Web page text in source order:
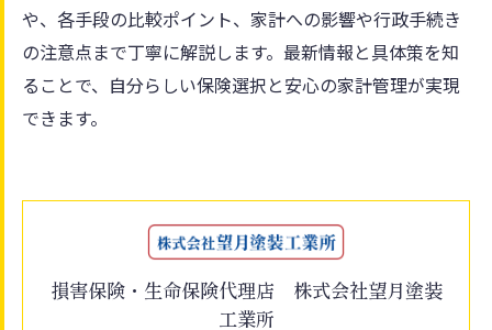
や、各手段の比較ポイント、家計への影響や行政手続き
の注意点まで丁寧に解説します。最新情報と具体策を知
ることで、自分らしい保険選択と安心の家計管理が実現
できます。
損害保険・生命保険代理店 株式会社望月塗装
工業所